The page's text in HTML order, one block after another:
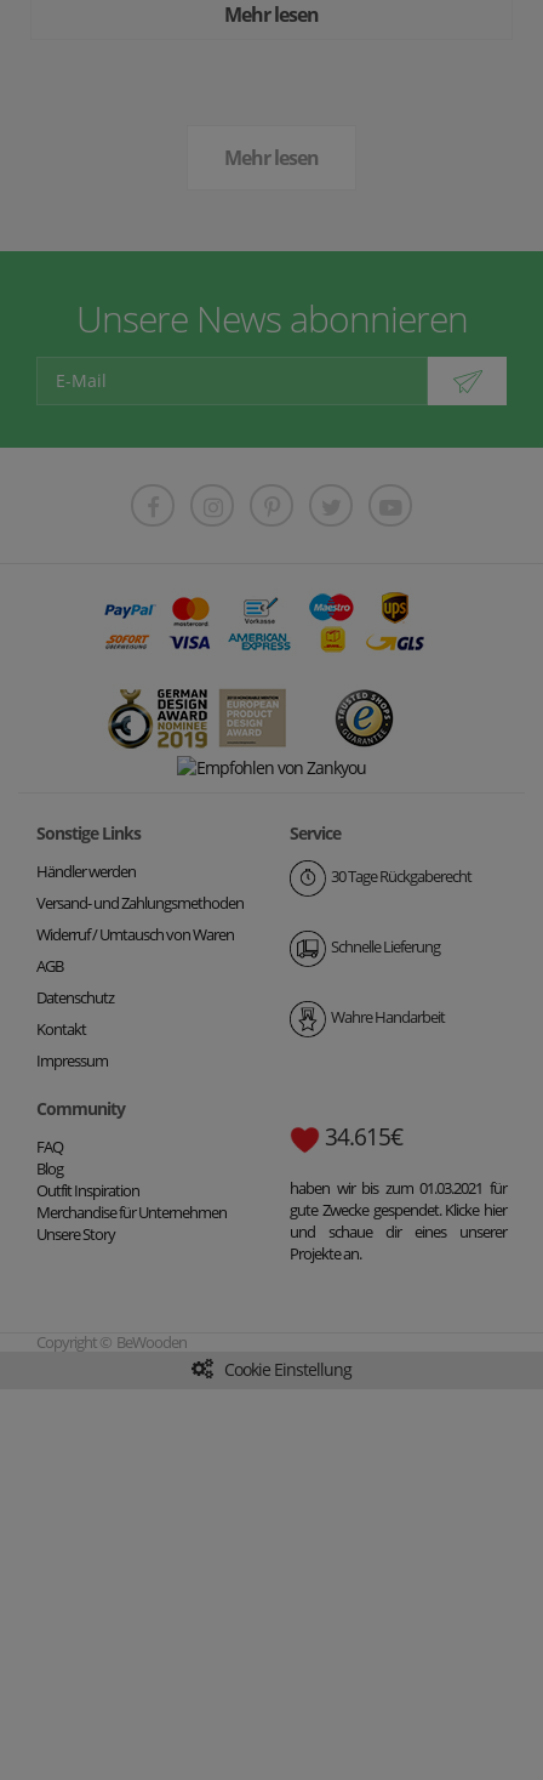
Mehr lesen
Mehr lesen
Unsere News abonnieren
Sonstige Links
Händler werden
Versand- und Zahlungsmethoden
Widerruf / Umtausch von Waren
AGB
Datenschutz
Kontakt
Impressum
Service
30 Tage Rückgaberecht
Schnelle Lieferung
Wahre Handarbeit
Community
FAQ
Blog
Outfit Inspiration
Merchandise für Unternehmen
Unsere Story
34.615€
haben wir bis zum 01.03.2021 für
gute Zwecke gespendet. Klicke hier
und schaue dir eines unserer
Projekte an.
Copyright © BeWooden
Cookie Einstellung